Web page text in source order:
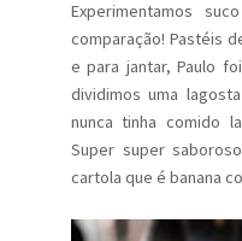
Experimentamos
comparação! Pastéis
e para jantar, Paulo
dividimos uma
nunca tinha comido
Super super
cartola que é banana